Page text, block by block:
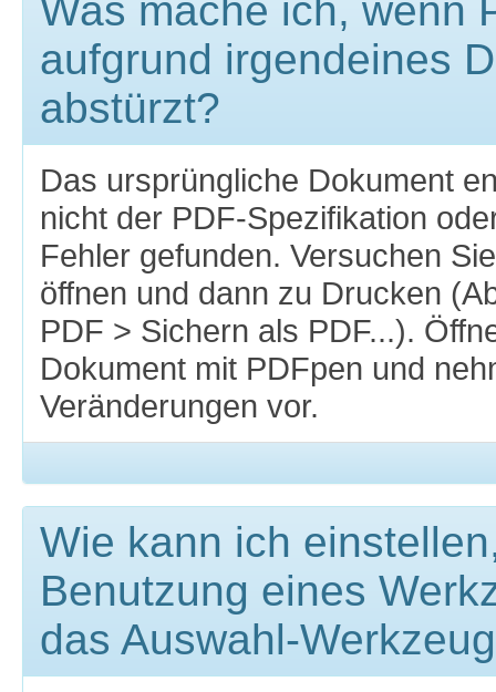
Was mache ich, wenn
aufgrund irgendeines
abstürzt?
Das ursprüngliche Dokument
nicht der PDF-Spezifikation
Fehler gefunden. Versuchen
öffnen und dann zu Drucken
PDF > Sichern als PDF...).
Dokument mit PDFpen und
Veränderungen vor.
Wie kann ich
Benutzung eines
das Auswahl-